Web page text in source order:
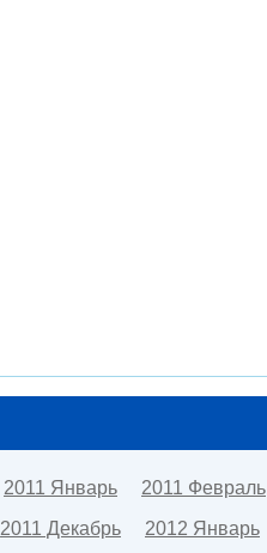
2011 Январь 2011 Февраль
2011 Декабрь 2012 Январь